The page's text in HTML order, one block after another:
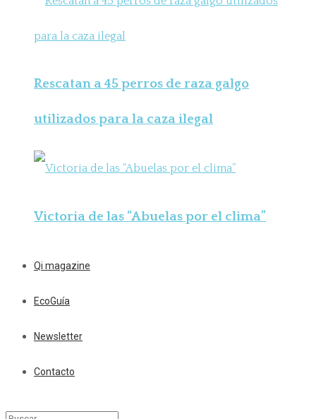
Rescatan a 45 perros de raza galgo
utilizados para la caza ilegal
Victoria de las “Abuelas por el clima”
Qi magazine
EcoGuía
Newsletter
Contacto